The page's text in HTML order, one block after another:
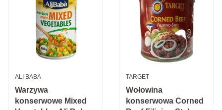
Warzywa
konserwowe Mixed
PRODUCENT
ALI BABA
Wołowina
konserwowa Corned
PRODUCENT
TARGET